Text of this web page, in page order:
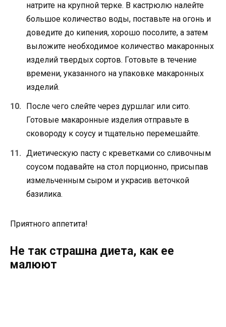
натрите на крупной терке. В кастрюлю налейте
большое количество воды, поставьте на огонь и
доведите до кипения, хорошо посолите, а затем
выложите необходимое количество макаронных
изделий твердых сортов. Готовьте в течение
времени, указанного на упаковке макаронных
изделий.
После чего слейте через дуршлаг или сито.
Готовые макаронные изделия отправьте в
сковороду к соусу и тщательно перемешайте.
Диетическую пасту с креветками со сливочным
соусом подавайте на стол порционно, присыпав
измельченным сыром и украсив веточкой
базилика.
Приятного аппетита!
Не так страшна диета, как ее
малюют